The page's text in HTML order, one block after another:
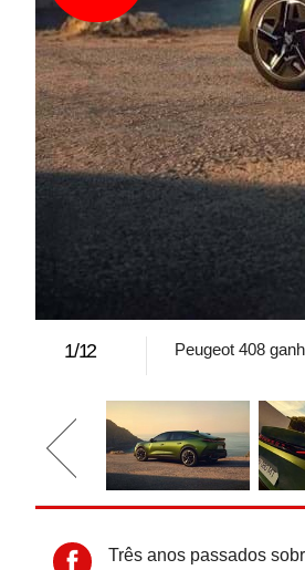
1/12 Peugeot 408
Três anos passados